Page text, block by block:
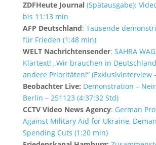
ZDFHeute Journal(Spätausgabe):
bis 11:13 min
AFP Deutschland: Tausende
für Frieden (1:48 min)
WELT Nachrichtensender: SAHRA
Klartext! „Wir brauchen in
andere Prioritäten!“ (Exklusivinterview
Beobachter Live: Demonstration –
Berlin – 251123 (4:37:32 Std)
CCTV Video News Agency: German
Against Military Aid for Ukraine,
Spending Cuts (1:20 min)